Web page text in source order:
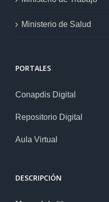
Ministerio de Salud
PORTALES
Conapdis Digital
Repositorio Digital
Aula Virtual
DESCRIPCIÓN